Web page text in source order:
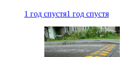
1 год спустя1 год спустя